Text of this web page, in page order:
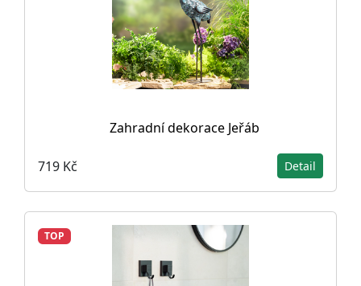
Zahradní dekorace Jeřáb
719 Kč Detail
TOP